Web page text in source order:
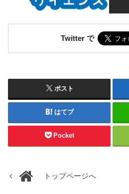
Twitter で
ポスト
はてブ
Pocket
トップページへ